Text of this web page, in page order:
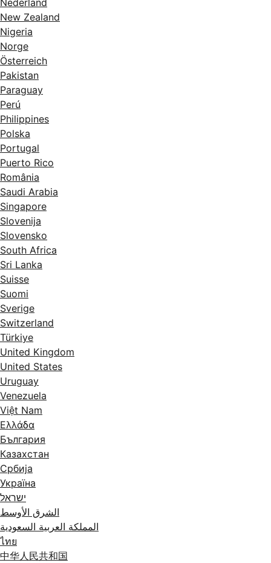
New Zealand
Nigeria
Norge
Österreich
Pakistan
Paraguay
Perú
Philippines
Polska
Portugal
Puerto Rico
România
Saudi Arabia
Singapore
Slovenija
Slovensko
South Africa
Sri Lanka
Suisse
Suomi
Sverige
Switzerland
Türkiye
United Kingdom
United States
Uruguay
Venezuela
Việt Nam
Ελλάδα
България
Казахстан
Србија
Україна
ישראל
الشرق الأوسط
المملكة العربية السعودية
ไทย
中华人民共和国